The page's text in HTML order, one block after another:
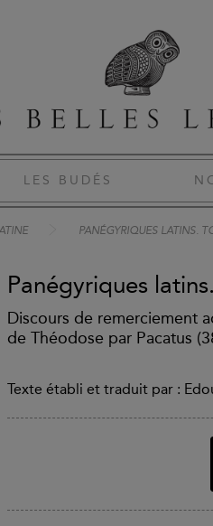
LES BUDÉS
PANÉGYRIQUES LATINS.
Panégyriques
Discours de remerciement
de Théodose par Pacatus
Texte établi et traduit par :